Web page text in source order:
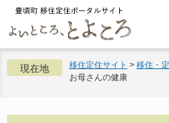
ジ
の
頭
ュ
ー
飛
現在地 移住定住サイト > 移住・
お母さんの健康